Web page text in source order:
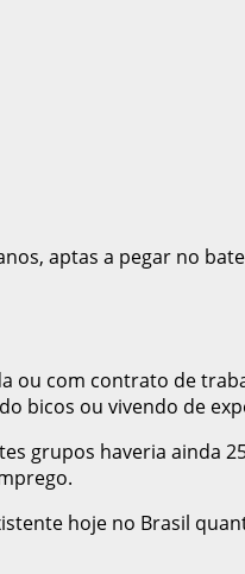
aptas a pegar no
ou com contrato de
bicos ou vivendo de
grupos haveria ainda
hoje no Brasil